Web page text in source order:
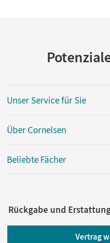
Unser Service für Sie
Über Cornelsen
Beliebte Fächer
Rückgabe und
Vertrag